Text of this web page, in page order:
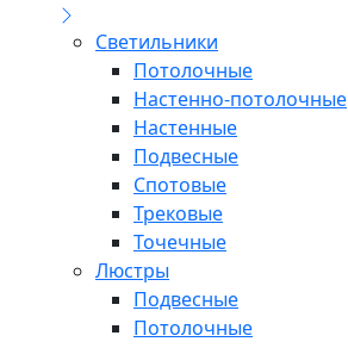
Светильники
Потолочные
Настенно-потолочные
Настенные
Подвесные
Спотовые
Трековые
Точечные
Люстры
Подвесные
Потолочные